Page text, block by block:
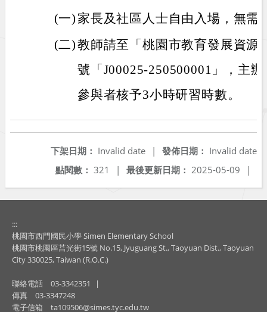
(一) 家長及社區人士自由入場，無需
(二)教師請至「桃園市教育發展資源
號「J00025-250500001」，主
參與者核予3小時研習時數。
發佈日期： Invalid date
下架日期： Invalid date
|
最後更新日期： 2025-05-09 |
點閱數： 321 |
:::
桃園市西門國民小學 Simen Elementary School
桃園市桃園區莒光街15號 No.15, Jyuguang St., Taoyuan Dist., Taoyuan
City 330025, Taiwan (R.O.C.)
聯絡電話 03-3342351
|
傳真
03-3347248
電子信箱
ta109506@simes.tyc.edu.tw